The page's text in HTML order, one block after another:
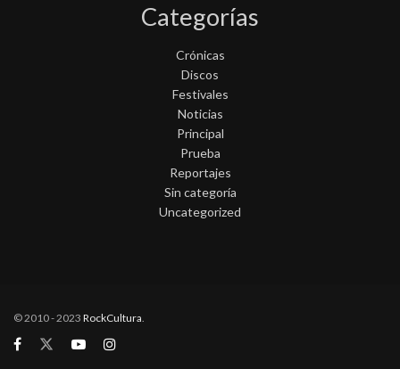
Categorías
Crónicas
Discos
Festivales
Noticias
Principal
Prueba
Reportajes
Sin categoría
Uncategorized
© 2010 - 2023 RockCultura